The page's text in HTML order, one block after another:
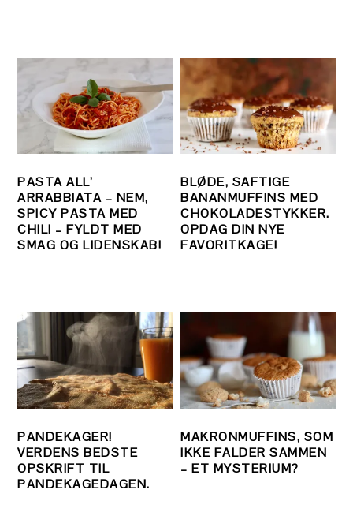
PASTA ALL’
ARRABBIATA – NEM,
SPICY PASTA MED
CHILI – FYLDT MED
SMAG OG LIDENSKAB!
BLØDE, SAFTIGE
BANANMUFFINS MED
CHOKOLADESTYKKER.
OPDAG DIN NYE
FAVORITKAGE!
PANDEKAGER!
VERDENS BEDSTE
OPSKRIFT TIL
PANDEKAGEDAGEN.
MAKRONMUFFINS, SOM
IKKE FALDER SAMMEN
– ET MYSTERIUM?